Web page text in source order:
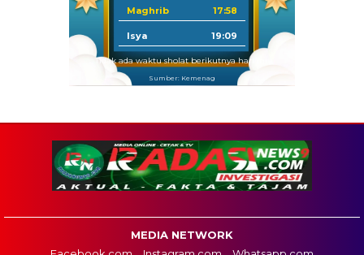
Maghrib 17:58
Isya 19:09
Tidak ada waktu sholat berikutnya hari ini.
Sumber: Kemenag
MEDIA NETWORK